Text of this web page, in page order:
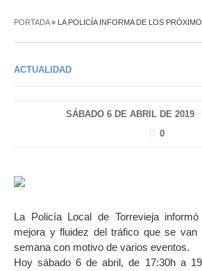
PORTADA» LA POLICÍA INFORMA DE LOS
ACTUALIDAD
SÁBADO 6 DE ABRIL DE 2019
0
La Policía Local de Torrevieja
mejora y fluidez del tráfico que se
semana con motivo de varios eventos.
Hoy sábado 6 de abril, de 17:30h a